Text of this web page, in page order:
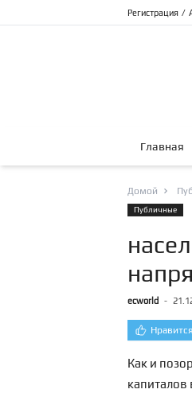
Регистрация /
Главная
Домой
Публичные
ecworld -
Нравится
Как и
капиталов